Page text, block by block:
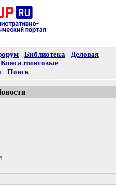
Библиотека
Деловая
Консалтинговые
Поиск